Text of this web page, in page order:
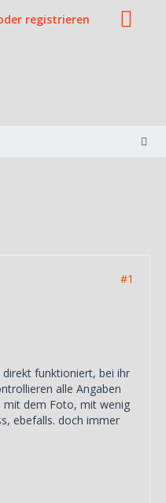
registrieren
#1
funktioniert, bei ihr
alle Angaben
mit dem Foto, mit wenig
ebefalls. doch immer